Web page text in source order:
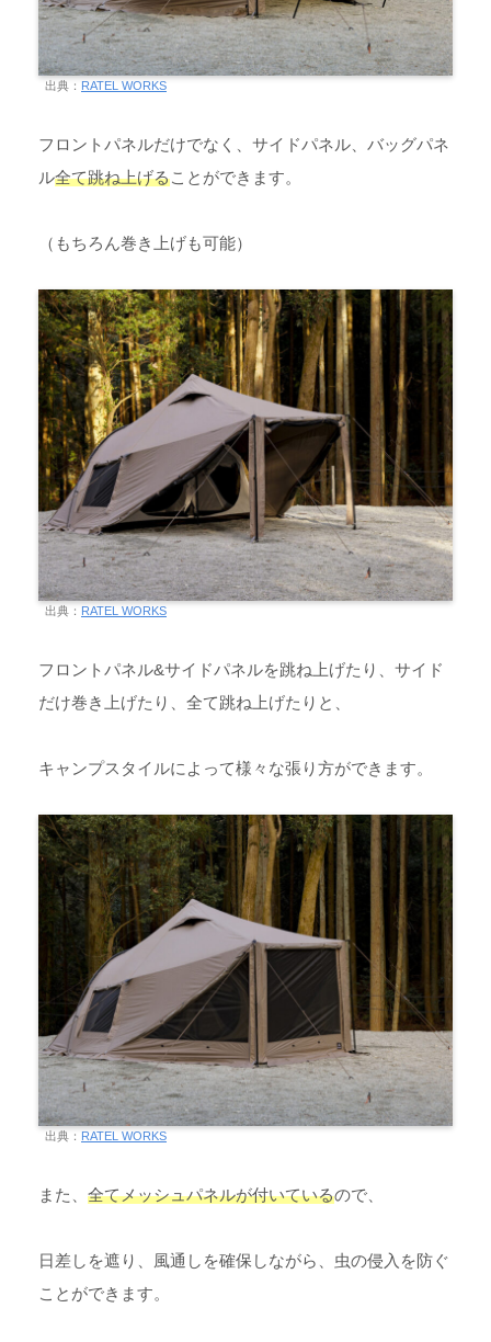
出典： RATEL WORKS
フロントパネルだけでなく、サイドパネル、バッグパネ
ル全て跳ね上げることができます。
（もちろん巻き上げも可能）
出典： RATEL WORKS
フロントパネル&サイドパネルを跳ね上げたり、サイド
だけ巻き上げたり、全て跳ね上げたりと、
キャンプスタイルによって様々な張り方ができます。
出典： RATEL WORKS
また、 全てメッシュパネルが付いているので、
日差しを遮り、風通しを確保しながら、虫の侵入を防ぐ
ことができます。